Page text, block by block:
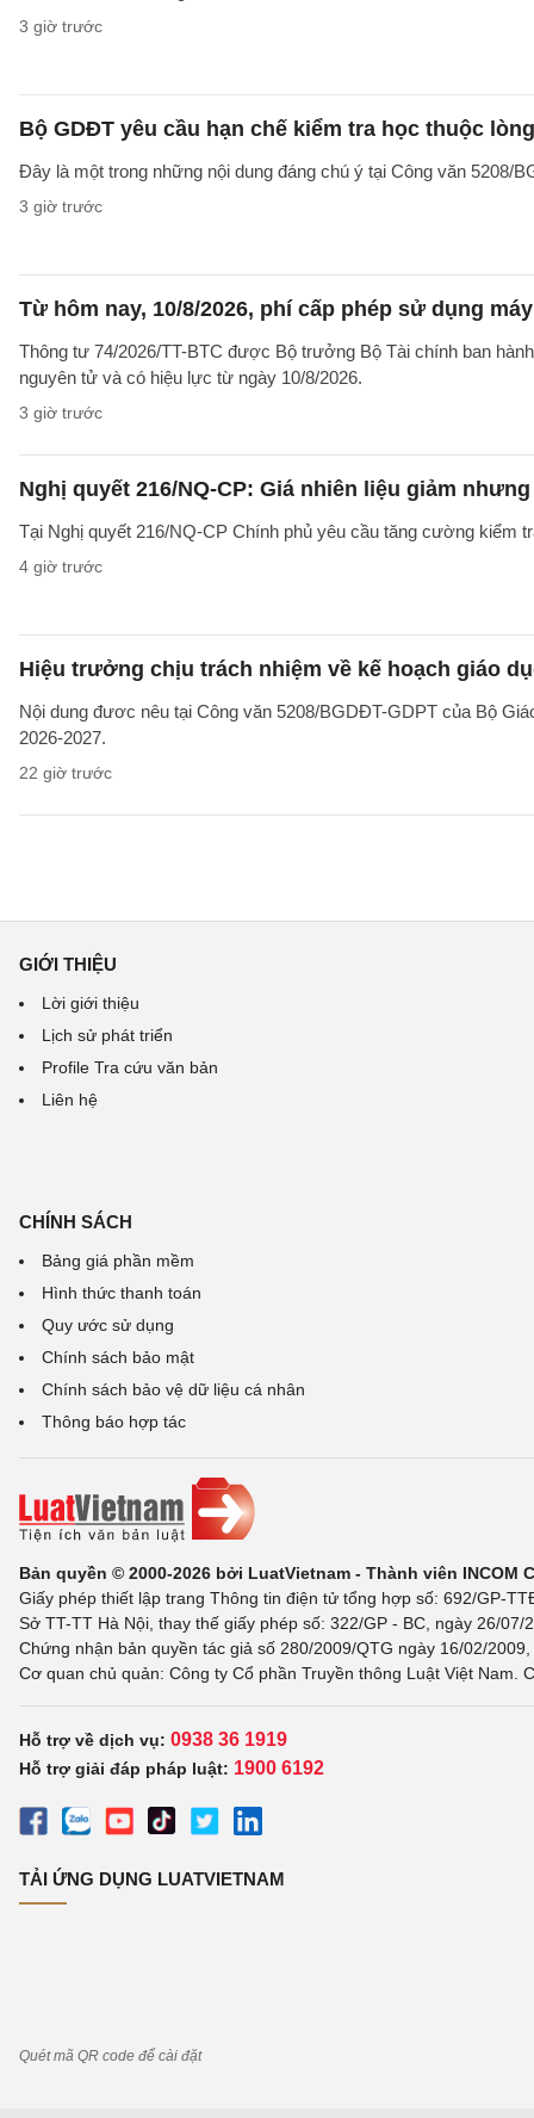
3 giờ trước
Bộ GDĐT yêu cầu hạn chế kiểm tra học thuộc
Đây là một trong những nội dung đáng chú ý tại Công văn 5208/
3 giờ trước
Từ hôm nay, 10/8/2026, phí cấp phép sử dụng
Thông tư 74/2026/TT-BTC được Bộ trưởng Bộ Tài chính ban
nguyên tử và có hiệu lực từ ngày 10/8/2026.
3 giờ trước
Nghị quyết 216/NQ-CP: Giá nhiên liệu giảm
Tại Nghị quyết 216/NQ-CP Chính phủ yêu cầu tăng cường kiểm
4 giờ trước
Hiệu trưởng chịu trách nhiệm về kế hoạch giáo
Nội dung đươc nêu tại Công văn 5208/BGDĐT-GDPT của Bộ
2026-2027.
22 giờ trước
GIỚI THIỆU
Lời giới thiệu
Lịch sử phát triển
Profile Tra cứu văn bản
Liên hệ
CHÍNH SÁCH
Bảng giá phần mềm
Hình thức thanh toán
Quy ước sử dụng
Chính sách bảo mật
Chính sách bảo vệ dữ liệu cá nhân
Thông báo hợp tác
Bản quyền © 2000-2026 bởi LuatVietnam - Thành viên INCOM
Giấy phép thiết lập trang Thông tin điện tử tổng hợp số: 692/GP-
Sở TT-TT Hà Nội, thay thế giấy phép số: 322/GP - BC, ngày 26/
Chứng nhận bản quyền tác giả số 280/2009/QTG ngày 16/02/
Cơ quan chủ quản: Công ty Cổ phần Truyền thông Luật Việt Nam.
Hỗ trợ về dịch vụ: 0938 36 1919
Hỗ trợ giải đáp pháp luật: 1900 6192
TẢI ỨNG DỤNG LUATVIETNAM
Quét mã QR code để cài đặt